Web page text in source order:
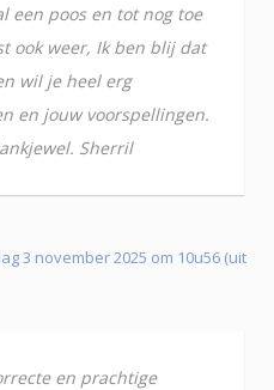
een poos en tot nog toe
ook weer, Ik ben blij dat
wil je heel erg
en jouw voorspellingen.
Sherril
3 november 2025 om 10u56 (uit
en prachtige